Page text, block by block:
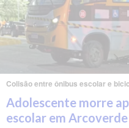
Colisão entre ônibus escolar e
Adolescente morre
escolar em Arcoverde